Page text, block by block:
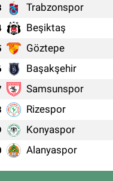
Trabzonspor
Beşiktaş
Göztepe
Başakşehir
Samsunspor
Rizespor
Konyaspor
Alanyaspor